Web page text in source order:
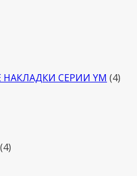
СЕРИИ YM 4
4товара